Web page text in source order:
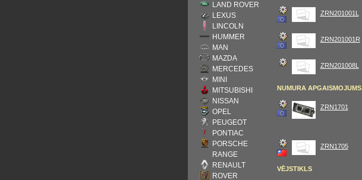
LAND ROVER
LEXUS
LINCOLN
HUMMER
MAN
MAZDA
MERCEDES
MINI
MITSUBISHI
NISSAN
OPEL
PEUGEOT
PONTIAC
PORSCHE
RANGE
RENAULT
ROVER
ZRN201001L
ZRN201001R
ZRN201008L
NUMURA APGAISMOJUMS
ZRN1701
ZRN1705
VĒJSTIKLS